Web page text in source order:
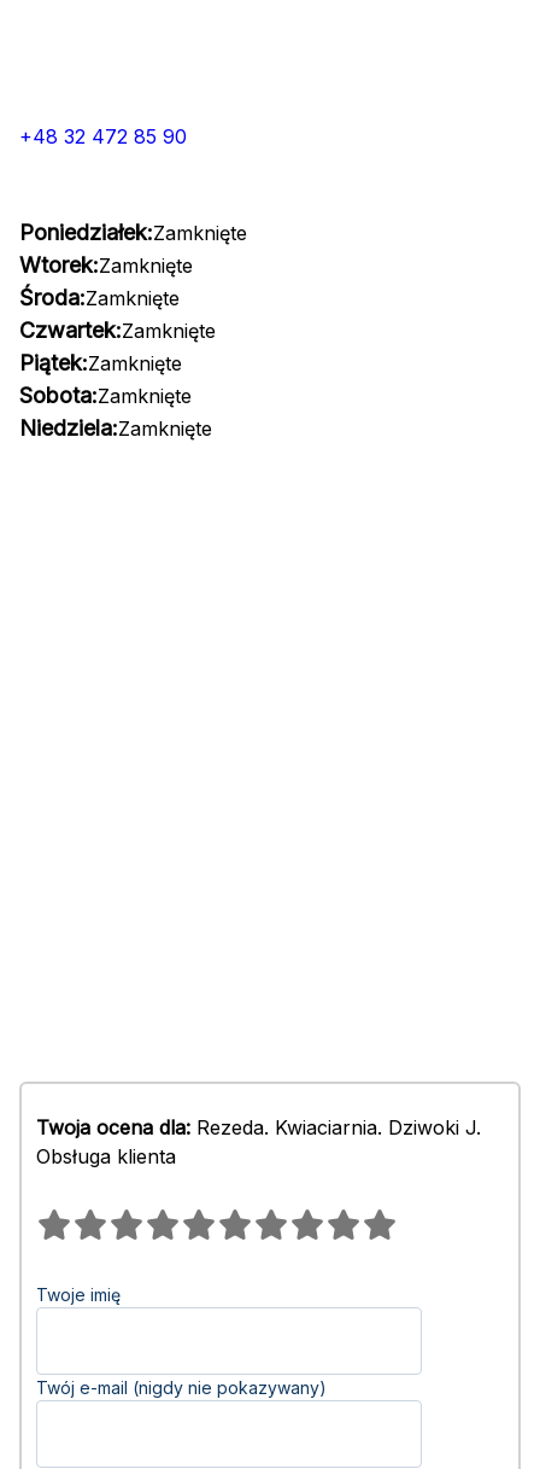
+48 32 472 85 90
Poniedziałek:Zamknięte
Wtorek:Zamknięte
Środa:Zamknięte
Czwartek:Zamknięte
Piątek:Zamknięte
Sobota:Zamknięte
Niedziela:Zamknięte
Twoja ocena dla: Rezeda. Kwiaciarnia. Dziwoki J.
Obsługa klienta
Twoje imię
Twój e-mail (nigdy nie pokazywany)